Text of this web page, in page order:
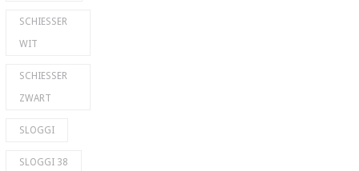
SCHIESSER
WIT
SCHIESSER
ZWART
SLOGGI
SLOGGI 38